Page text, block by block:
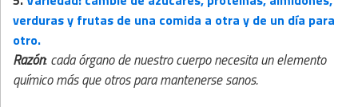
verduras y frutas de una comida a otra y de un día para
otro.
Razón: cada órgano de nuestro cuerpo necesita un elemento
químico más que otros para mantenerse sanos.